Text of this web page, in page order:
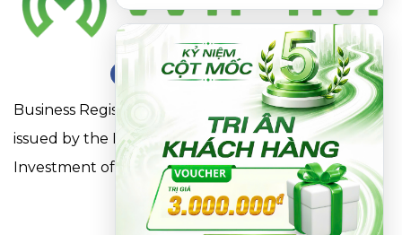
Business Registration Certificate No. 0316863281
issued by the Department of Planning and
Investment of Ho Chi Minh City on May 18, 2021